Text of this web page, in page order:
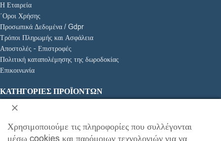
Η Εταιρεία
΄Οροι Χρήσης
Προσωπικά Δεδομένα / Gdpr
Τρόποι Πληρωμής και Ασφάλεια
Αποστολές - Επιστροφές
Πολιτική καταπολέμησης της δωροδοκίας
Επικοινωνία
ΚΑΤΗΓΟΡΊΕΣ ΠΡΟΪΌΝΤΩΝ
Αναπηρικά Αμαξίδια
Είδη Αποκατάστασης
Ειδική Διατροφή
Χρησιμοποιούμε τις πληροφορίες που συλλέγονται
μέσω cookies και παρόμοιων τεχνολογιών για να